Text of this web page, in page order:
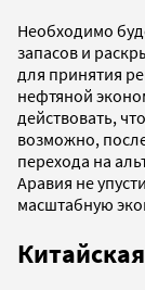
Необходимо
запасов и
для принятия
нефтяной
действовать,
возможно,
перехода на
Аравия не
масштабную